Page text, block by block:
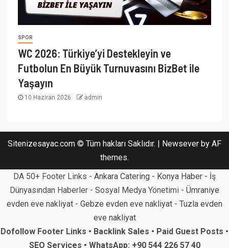
SPOR
WC 2026: Türkiye’yi Destekleyin ve
Futbolun En Büyük Turnuvasını BizBet ile
Yaşayın
10 Haziran 2026 admin
Sitenizesayac.com © Tüm hakları Saklıdır. | Newsever by AF
themes.
DA 50+ Footer Links - Ankara Catering - Konya Haber - İş
Dünyasından Haberler - Sosyal Medya Yönetimi - Ümraniye
evden eve nakliyat - Gebze evden eve nakliyat - Tuzla evden
eve nakliyat
Dofollow Footer Links • Backlink Sales • Paid Guest Posts •
SEO Services • WhatsApp: +90 544 226 57 40